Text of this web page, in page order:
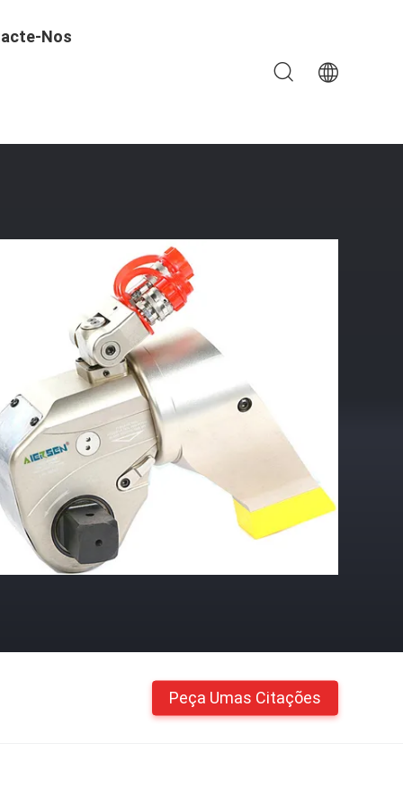
Nos
Peça Umas Citações